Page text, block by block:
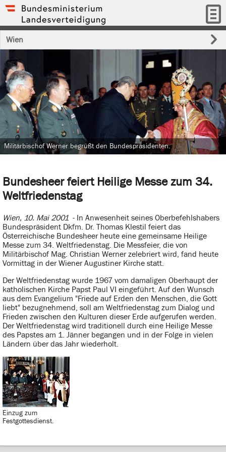
Wien
Bundesheer feiert Heilige Messe zum 34.
Weltfriedenstag
Wien, 10. Mai 2001 - In Anwesenheit seines Oberbefehlshabers
Bundespräsident Dkfm. Dr. Thomas Klestil feiert das
Österreichische Bundesheer heute eine gemeinsame Heilige
Messe zum 34. Weltfriedenstag. Die Messfeier, die von
Militärbischof Mag. Christian Werner zelebriert wird, fand heute
Vormittag in der Wiener Augustiner Kirche statt.
Der Weltfriedenstag wurde 1967 vom damaligen Oberhaupt der
katholischen Kirche Papst Paul VI eingeführt. Auf den Wunsch
aus dem Evangelium "Friede auf Erden den Menschen, die Gott
liebt" bezugnehmend, soll am Weltfriedenstag zum Dialog und
Frieden zwischen den Kulturen dieser Erde aufgerufen werden.
Der Weltfriedenstag wird traditionell durch eine Heilige Messe
des Papstes am 1. Jänner begangen und in der Folge in vielen
Ländern über das Jahr wiederholt.
Militärbischof Werner begrüßt den Bundespräsidenten.
Einzug zum
Festgottesdienst.